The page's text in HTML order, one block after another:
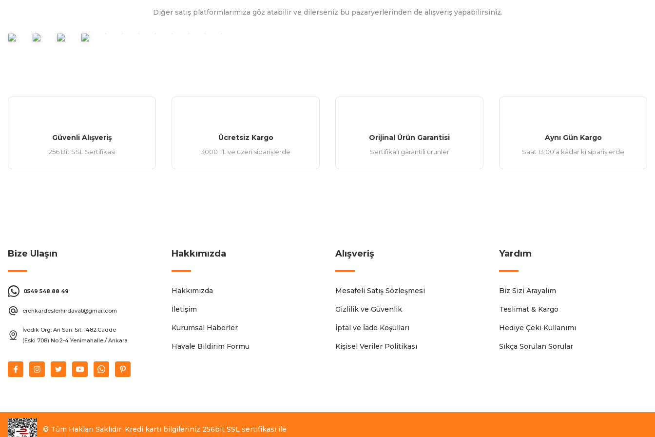
Bu ürüne benzer farklı alternatifler olmalı.
Diğer satış platformlarımıza göz atabilir ve dilerseniz bu pazaryerlerinden de alışveriş yapabilirsiniz.
Güvenli Alışveriş
256 Bit SSL Sertifikası
Ücretsiz Kargo
3000 TL ve üzeri siparişlerde
Orijinal Ürün Garantisi
Sertifikalı garantili ürünler
Aynı Gün Kargo
Saat 13:00’a kadar ki siparişlerde
Bize Ulaşın
0549 548 88 49
erenkardeslerhirdavat@gmail.com
İvedik Org. Arı San. Sit. 1482.Cadde
(Eski 708) No:2-4 Yenimahalle / Ankara
Hakkımızda
Hakkımızda
İletişim
Kurumsal Haberler
Havale Bildirim Formu
Alışveriş
Mesafeli Satış Sözleşmesi
Gizlilik ve Güvenlik
İptal ve İade Koşulları
Kişisel Veriler Politikası
Yardım
Biz Sizi Arayalım
Teslimat & Kargo
Hediye Çeki Kullanımı
Sıkça Sorulan Sorular
© Tüm Hakları Saklıdır. Kredi kartı bilgileriniz 256bit SSL sertifikası ile